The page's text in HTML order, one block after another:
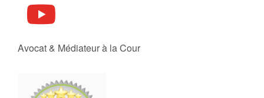
Avocat & Médiateur à la Cour